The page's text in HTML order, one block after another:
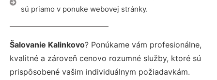
sú priamo v ponuke webovej stránky.
Šalovanie Kalinkovo? Ponúkame vám profesionálne,
kvalitné a zároveň cenovo rozumné služby, ktoré sú
prispôsobené vašim individuálnym požiadavkám.